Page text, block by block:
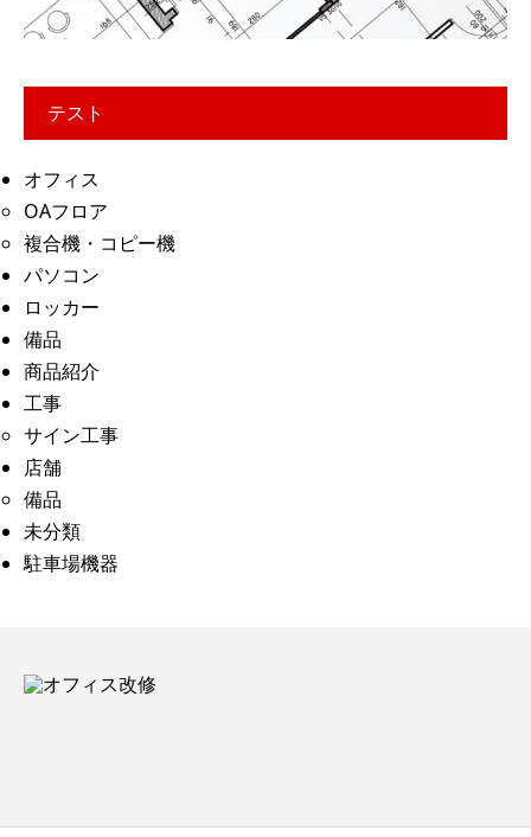
テスト
オフィス
OAフロア
複合機・コピー機
パソコン
ロッカー
備品
商品紹介
工事
サイン工事
店舗
備品
未分類
駐車場機器